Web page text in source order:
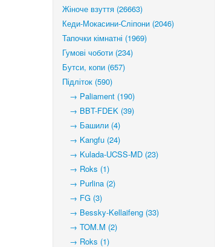
Жіноче взуття (26663)
Кеди-Мокасини-Сліпони (2046)
Тапочки кімнатні (1969)
Гумові чоботи (234)
Бутси, копи (657)
Підліток (590)
→ Paliament (190)
→ BBT-FDEK (39)
→ Башили (4)
→ Kangfu (24)
→ Kulada-UCSS-MD (23)
→ Roks (1)
→ Purlina (2)
→ FG (3)
→ Bessky-Kellaifeng (33)
→ TOM.M (2)
→ Roks (1)